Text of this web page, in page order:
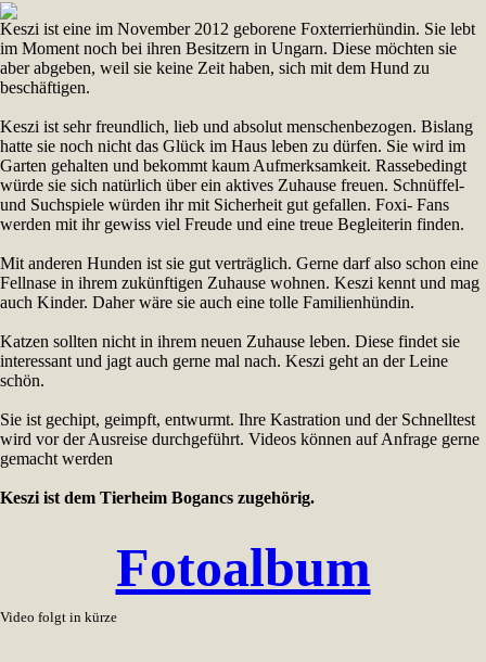
Keszi ist eine im November 2012 geborene Foxterrierhündin. Sie lebt
im Moment noch bei ihren Besitzern in Ungarn. Diese möchten sie
aber abgeben, weil sie keine Zeit haben, sich mit dem Hund zu
beschäftigen.
Keszi ist sehr freundlich, lieb und absolut menschenbezogen. Bislang
hatte sie noch nicht das Glück im Haus leben zu dürfen. Sie wird im
Garten gehalten und bekommt kaum Aufmerksamkeit. Rassebedingt
würde sie sich natürlich über ein aktives Zuhause freuen. Schnüffel-
und Suchspiele würden ihr mit Sicherheit gut gefallen. Foxi- Fans
werden mit ihr gewiss viel Freude und eine treue Begleiterin finden.
Mit anderen Hunden ist sie gut verträglich. Gerne darf also schon eine
Fellnase in ihrem zukünftigen Zuhause wohnen. Keszi kennt und mag
auch Kinder. Daher wäre sie auch eine tolle Familienhündin.
Katzen sollten nicht in ihrem neuen Zuhause leben. Diese findet sie
interessant und jagt auch gerne mal nach. Keszi geht an der Leine
schön.
Sie ist gechipt, geimpft, entwurmt. Ihre Kastration und der Schnelltest
wird vor der Ausreise durchgeführt. Videos können auf Anfrage gerne
gemacht werden
Keszi ist dem Tierheim Bogancs zugehörig.
Fotoalbum
Video folgt in kürze